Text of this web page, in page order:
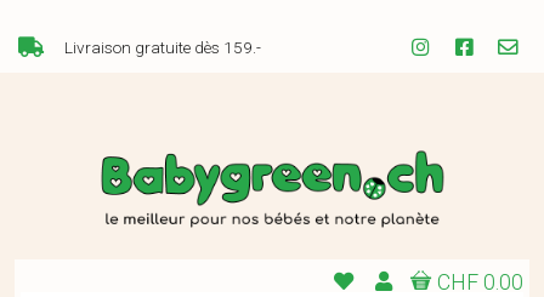
Livraison gratuite dès 159.-
CHF 0.00